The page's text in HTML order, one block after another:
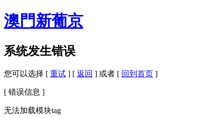
澳門新葡京
系统发生错误
您可以选择 [ 重试 ] [ 返回 ] 或者 [ 回到首页 ]
[ 错误信息 ]
无法加载模块tag